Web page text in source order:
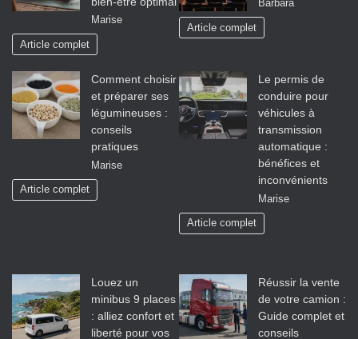
Marise
Article complet
Barbara
Article complet
Comment choisir
et préparer ses
légumineuses :
conseils
pratiques
Marise
Article complet
Le permis de
conduire pour
véhicules à
transmission
automatique :
bénéfices et
inconvénients
Marise
Article complet
Louez un
minibus 9 places
: alliez confort et
liberté pour vos
Réussir la vente
de votre camion :
Guide complet et
conseils